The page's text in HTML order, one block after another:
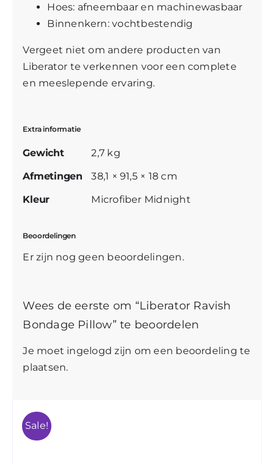
Hoes: afneembaar en machinewasbaar
Binnenkern: vochtbestendig
Vergeet niet om andere producten van
Liberator te verkennen voor een complete
en meeslepende ervaring.
Extra informatie
Gewicht
2,7 kg
Afmetingen
38,1 × 91,5 × 18 cm
Kleur
Microfiber Midnight
Beoordelingen
Er zijn nog geen beoordelingen.
Wees de eerste om “Liberator Ravish
Bondage Pillow” te beoordelen
Je moet ingelogd zijn om een beoordeling te
plaatsen.
Sale!